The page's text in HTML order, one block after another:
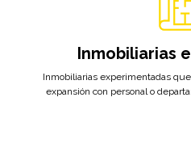
Inmobiliarias
Inmobiliarias experimentadas
expansión con personal o